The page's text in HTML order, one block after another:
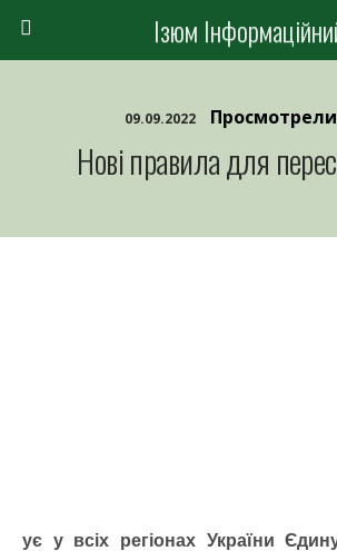
Ізюм
09.09.2022
Нові правила для
ує у всіх регіонах України